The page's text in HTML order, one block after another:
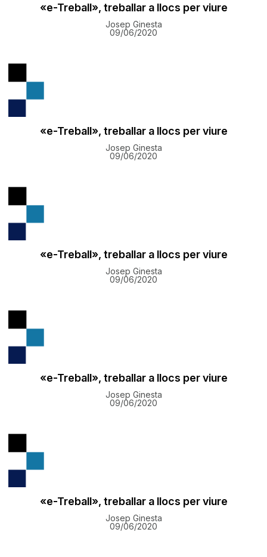
«e-Treball», treballar a llocs per viure
Josep Ginesta
09/06/2020
«e-Treball», treballar a llocs per viure
Josep Ginesta
09/06/2020
«e-Treball», treballar a llocs per viure
Josep Ginesta
09/06/2020
«e-Treball», treballar a llocs per viure
Josep Ginesta
09/06/2020
«e-Treball», treballar a llocs per viure
Josep Ginesta
09/06/2020